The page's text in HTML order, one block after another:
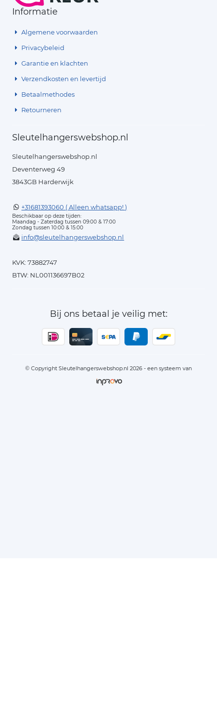
Informatie
Algemene voorwaarden
Privacybeleid
Garantie en klachten
Verzendkosten en levertijd
Betaalmethodes
Retourneren
Sleutelhangerswebshop.nl
Sleutelhangerswebshop.nl
Deventerweg 49
3843GB Harderwijk
+31681393060 ( Alleen whatsapp! )
Beschikbaar op deze tijden:
Maandag - Zaterdag tussen 09:00 & 17:00
Zondag tussen 10:00 & 15:00
info@sleutelhangerswebshop.nl
KVK: 73882747
BTW: NL001136697B02
Bij ons betaal je veilig met:
© Copyright Sleutelhangerswebshop.nl 2026 - een systeem van